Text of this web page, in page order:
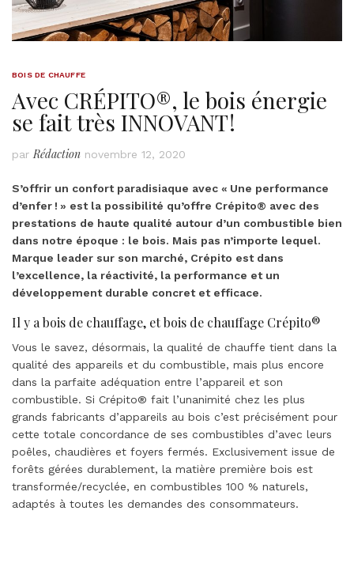
BOIS DE CHAUFFE
Avec CRÉPITO®, le bois énergie
se fait très INNOVANT !
par Rédaction novembre 12, 2020
S’offrir un confort paradisiaque avec « Une performance
d’enfer ! » est la possibilité qu’offre Crépito® avec des
prestations de haute qualité autour d’un combustible bien
dans notre époque : le bois. Mais pas n’importe lequel.
Marque leader sur son marché, Crépito est dans
l’excellence, la réactivité, la performance et un
développement durable concret et efficace.
Il y a bois de chauffage, et bois de chauffage Crépito®
Vous le savez, désormais, la qualité de chauffe tient dans la
qualité des appareils et du combustible, mais plus encore
dans la parfaite adéquation entre l’appareil et son
combustible. Si Crépito® fait l’unanimité chez les plus
grands fabricants d’appareils au bois c’est précisément pour
cette totale concordance de ses combustibles d’avec leurs
poêles, chaudières et foyers fermés. Exclusivement issue de
forêts gérées durablement, la matière première bois est
transformée/recyclée, en combustibles 100 % naturels,
adaptés à toutes les demandes des consommateurs.